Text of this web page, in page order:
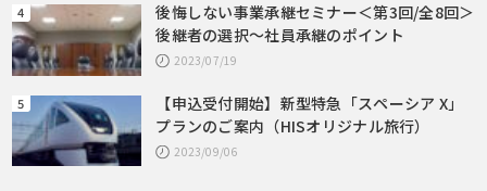
後悔しない事業承継セミナー＜第3回/全8回＞
後継者の選択～社員承継のポイント
2023/07/19
【申込受付開始】新型特急「スペーシア X」
プランのご案内（HISオリジナル旅行）
2023/09/06